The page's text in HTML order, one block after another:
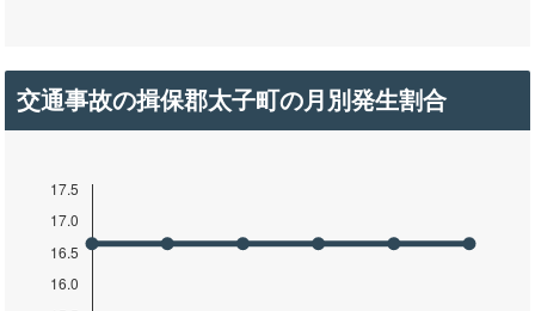
交通事故の揖保郡太子町の月別発生割合